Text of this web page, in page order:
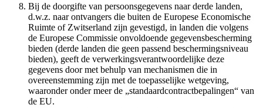
Bij de doorgifte van persoonsgegevens naar derde landen,
d.w.z. naar ontvangers die buiten de Europese Economische
Ruimte of Zwitserland zijn gevestigd, in landen die volgens
de Europese Commissie onvoldoende gegevensbescherming
bieden (derde landen die geen passend beschermingsniveau
bieden), geeft de verwerkingsverantwoordelijke deze
gegevens door met behulp van mechanismen die in
overeenstemming zijn met de toepasselijke wetgeving,
waaronder onder meer de „standaardcontractbepalingen“ van
de EU.